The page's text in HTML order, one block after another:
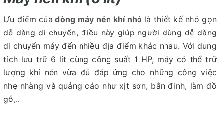
Ưu điểm củadòng máy nén khí nhỏ là thiết kế nhỏ gọn
dễ dàng di chuyển, điều này giúp người dùng dễ dàng
di chuyển máy đến nhiều địa điểm khác nhau. Với dung
tích lưu trữ 6 lít cùng công suất 1 HP, máy có thể trữ
lượng khí nén vừa đủ đáp ứng cho những công việc
nhẹ nhàng và quảng cáo như xịt sơn, bắn đinh, làm đồ
gỗ,..